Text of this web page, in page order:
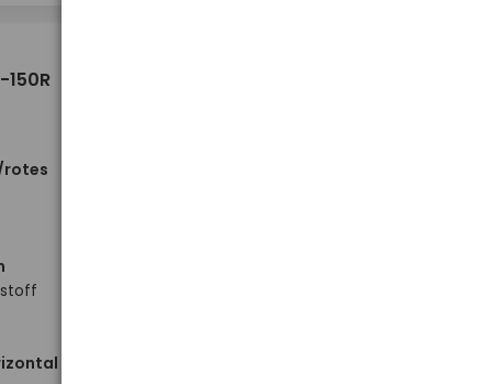
rotes